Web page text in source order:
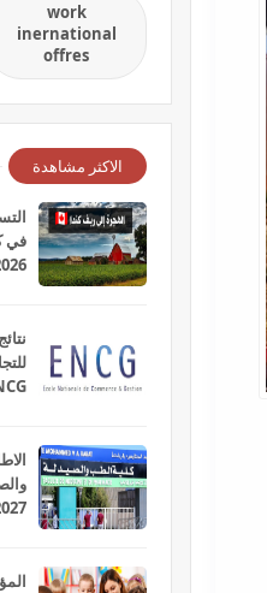
work
inernational
offres
الاكثر مشاهدة